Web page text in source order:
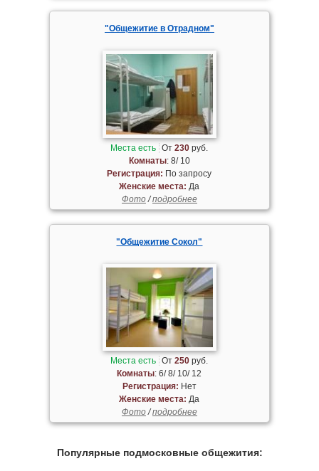
"Общежитие в Отрадном"
Места есть От230 руб.
Комнаты: 8/ 10
Регистрация: По запросу
Женские места: Да
Фото/подробнее
"Общежитие Сокол"
Места есть От250 руб.
Комнаты: 6/ 8/ 10/ 12
Регистрация: Нет
Женские места: Да
Фото/подробнее
Популярные подмосковные общежития: